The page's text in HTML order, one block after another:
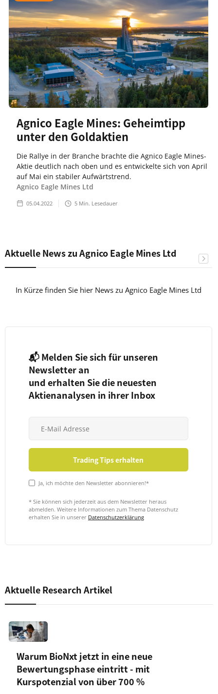
Agnico Eagle Mines: Geheimtipp
unter den Goldaktien
Die Rallye in der Branche brachte die Agnico Eagle Mines-
Aktie deutlich nach oben und es entwickelte sich von April
auf Mai ein stabiler Aufwärtstrend.
Agnico Eagle Mines Ltd
05.04.2022 5 Min. Lesedauer
Aktuelle News zu Agnico Eagle Mines Ltd
In Kürze finden Sie hier News zu Agnico Eagle Mines Ltd
📬 Melden Sie sich für unseren
Newsletter an
und erhalten Sie die neuesten
Aktienanalysen in ihrer Inbox
Ja, ich möchte den Newsletter abonnieren!*
* Sie können sich jederzeit aus dem Newsletter heraus
abmelden. Weitere Informationen zum Thema Datenschutz
erhalten Sie in unserer Datenschutzerklärung
Aktuelle Research Artikel
Warum BioNxt jetzt in eine neue
Bewertungsphase eintritt - mit
Kurspotenzial von über 700 %